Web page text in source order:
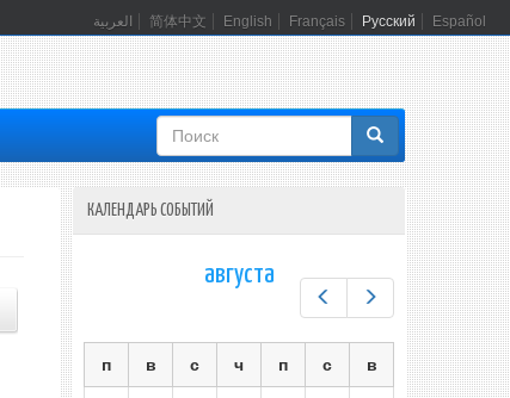
العربية 简体中文 English Français Русский Español
Форма
поиска
КАЛЕНДАРЬ СОБЫТИЙ
Предыдущий
Следующий
августа
п в с ч п с в